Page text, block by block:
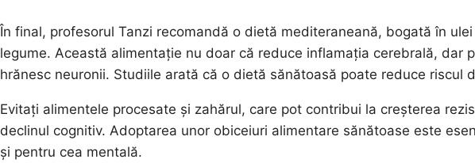
În final, profesorul Tanzi recomandă o dietă mediteraneană, bogată în
legume. Această alimentație nu doar că reduce inflamația cerebrală, dar
hrănesc neuronii. Studiile arată că o dietă sănătoasă poate reduce riscul
Evitați alimentele procesate și zahărul, care pot contribui la creșterea
declinul cognitiv. Adoptarea unor obiceiuri alimentare sănătoase este
și pentru cea mentală.